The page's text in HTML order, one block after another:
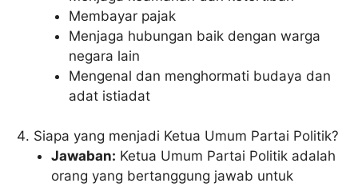
Membayar pajak
Menjaga hubungan baik dengan warga
negara lain
Mengenal dan menghormati budaya dan
adat istiadat
Siapa yang menjadi Ketua Umum Partai Politik?
Jawaban: Ketua Umum Partai Politik adalah
orang yang bertanggung jawab untuk